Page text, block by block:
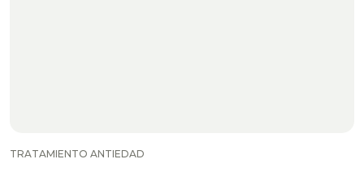
TRATAMIENTO ANTIEDAD